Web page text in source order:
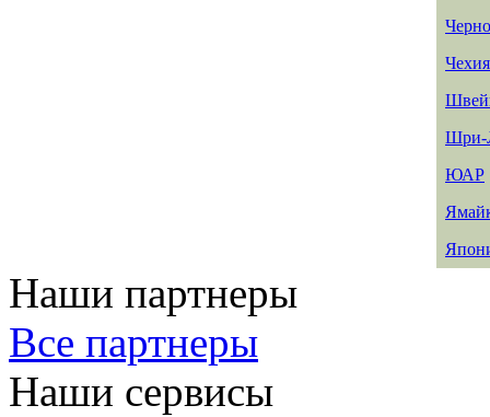
Чехия
Шри-
ЮАР
Наши партнеры
Все партнеры
Наши сервисы